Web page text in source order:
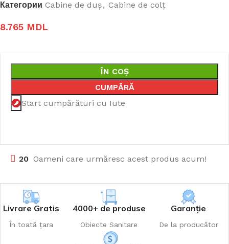
Категории Cabine de duş, Cabine de colț
8.765 MDL
ÎN COȘ
CUMPĂRĂ
Start cumpărături cu Iute
20 Oameni care urmăresc acest produs acum!
Livrare Gratis
În toată țara
4000+ de produse
Obiecte Sanitare
Garanție
De la producător